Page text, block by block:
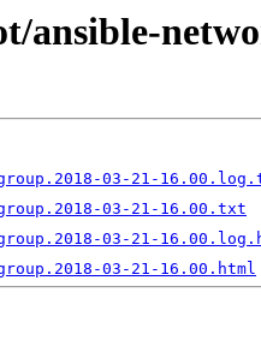
ansible-
03-21-
03-21-16.00.txt
03-21-
03-21-16.00.html